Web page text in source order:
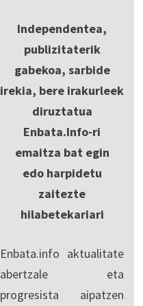
Independentea,
publizitaterik
gabekoa, sarbide
irekia, bere irakurleek
diruztatua
Enbata.Info-ri
emaitza bat egin
edo harpidetu
zaitezte
hilabetekariari
Enbata.info aktualitate
abertzale eta
progresista aipatzen